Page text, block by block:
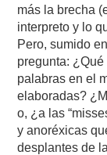
más la brecha
interpreto y lo
Pero, sumido
pregunta:
palabras en el
elaboradas?
o, ¿a las
y anoréxicas
desplantes de